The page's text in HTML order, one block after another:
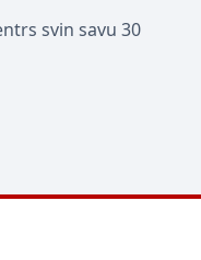
svin savu 30